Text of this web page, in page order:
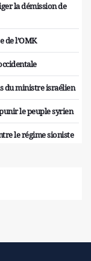
la démission de
de l’OMK
du ministre israélien
le peuple syrien
le régime sioniste